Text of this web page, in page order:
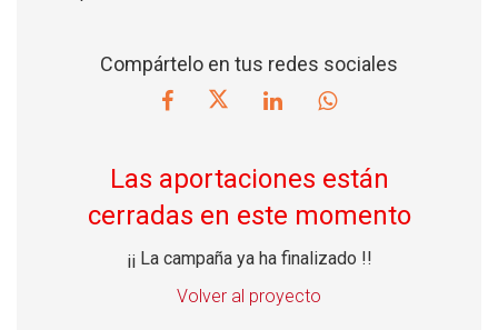
Compártelo en tus redes sociales
Las aportaciones están
cerradas en este momento
¡¡ La campaña ya ha finalizado !!
Volver al proyecto